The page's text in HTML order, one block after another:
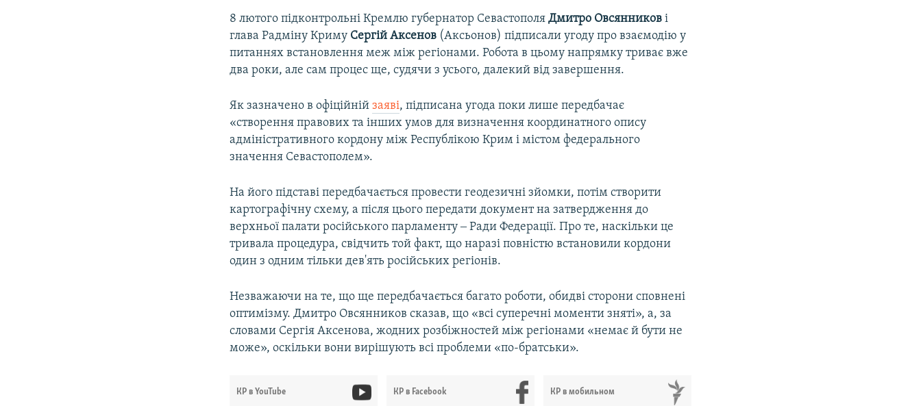
8 лютого підконтрольні Кремлю губернатор СевастополяДмитро Овсянников і
глава Радміну Криму Сергій Аксенов (Аксьонов) підписали угоду про взаємодію у
питаннях встановлення меж між регіонами. Робота в цьому напрямку триває вже
два роки, але сам процес ще, судячи з усього, далекий від завершення.
Як зазначено в офіційнійзаяві, підписана угода поки лише передбачає
«створення правових та інших умов для визначення координатного опису
адміністративного кордону між Республікою Крим і містом федерального
значення Севастополем».
На його підставі передбачається провести геодезичні зйомки, потім створити
картографічну схему, а після цього передати документ на затвердження до
верхньої палати російського парламенту ‒ Ради Федерації. Про те, наскільки це
тривала процедура, свідчить той факт, що наразі повністю встановили кордони
один з одним тільки дев'ять російських регіонів.
Незважаючи на те, що ще передбачається багато роботи, обидві сторони сповнені
оптимізму. Дмитро Овсянников сказав, що «всі суперечні моменти зняті», а, за
словами Сергія Аксенова, жодних розбіжностей між регіонами «немає й бути не
може», оскільки вони вирішують всі проблеми «по-братськи».
КР в YouTube КР в Facebook КР в мобильном